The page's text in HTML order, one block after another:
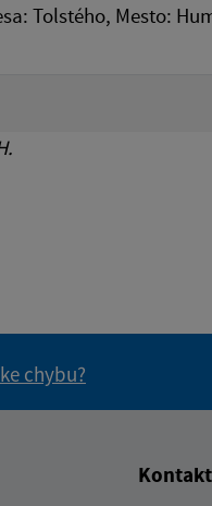
Tolstého, Mesto:
chybu?